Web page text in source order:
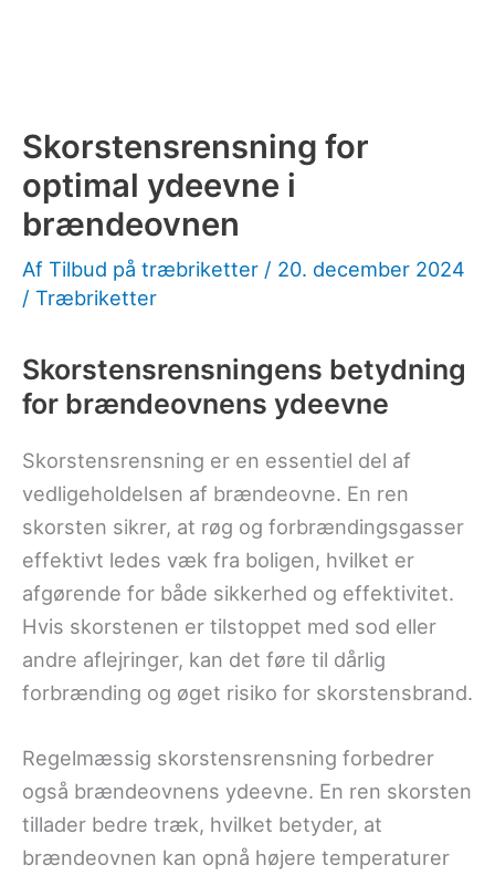
Skorstensrensning for
optimal ydeevne i
brændeovnen
Af Tilbud på træbriketter / 20. december 2024
/ Træbriketter
Skorstensrensningens betydning
for brændeovnens ydeevne
Skorstensrensning er en essentiel del af
vedligeholdelsen af brændeovne. En ren
skorsten sikrer, at røg og forbrændingsgasser
effektivt ledes væk fra boligen, hvilket er
afgørende for både sikkerhed og effektivitet.
Hvis skorstenen er tilstoppet med sod eller
andre aflejringer, kan det føre til dårlig
forbrænding og øget risiko for skorstensbrand.
Regelmæssig skorstensrensning forbedrer
også brændeovnens ydeevne. En ren skorsten
tillader bedre træk, hvilket betyder, at
brændeovnen kan opnå højere temperaturer